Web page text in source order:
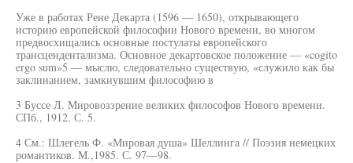
Уже в работах Рене Декарта (1596 — 1650), открывающего
историю европейской философии Нового времени, во многом
предвосхищались основные постулаты европейского
трансцендентализма. Основное декартовское положение — «cogito
ergo sum»5 — мыслю, следовательно существую, «служило как бы
заклинанием, замкнувшим философию в
3 Буссе Л. Мировоззрение великих философов Нового времени.
СПб., 1912. С. 5.
4 См.: Шлегель Ф. «Мировая душа» Шеллинга // Поэзия немецких
романтиков. М.,1985. С. 97—98.